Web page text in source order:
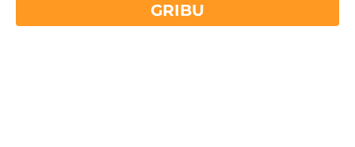
14 dienunaudas atmaksas garantija
GRIBU